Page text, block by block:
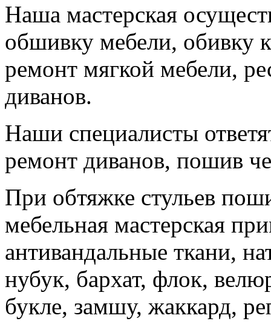
Наша мастерская
обшивку мебели, обивку
ремонт мягкой мебели,
диванов.
Наши специалисты
ремонт диванов, пошив
При обтяжке стульев
мебельная мастерская
антивандальные ткани,
нубук, бархат, флок,
букле, замшу, жаккард,